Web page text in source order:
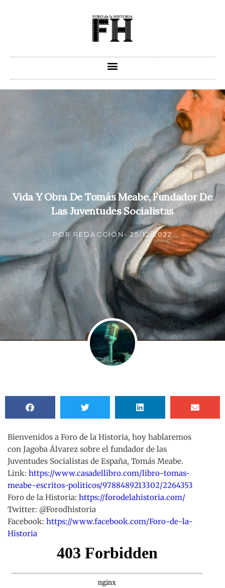
Vida Y Obra De Tomás Meabe, Fundador De
Las Juventudes Socialistas
POR REDACCIÓN- 25/12/2022
Bienvenidos a Foro de la Historia, hoy hablaremos
con Jagoba Álvarez sobre el fundador de las
Juventudes Socialistas de España, Tomás Meabe.
Link: https://www.casadellibro.com/libro-tomas-
meabe-escritos-politicos/9788489213302/2264353
Foro de la Historia: https://forodelahistoria.com/
Twitter: @Forodhistoria
Facebook: https://www.facebook.com/Foro-de-la-
Historia